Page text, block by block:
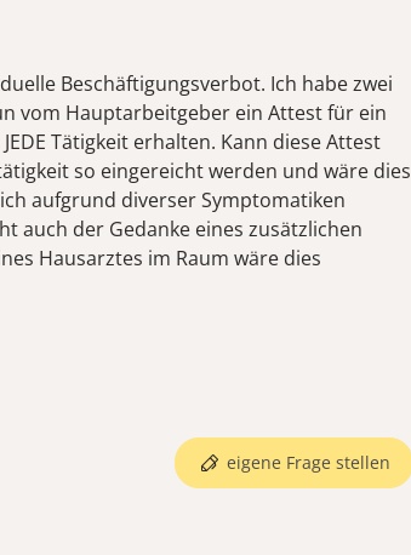
Beschäftigungsverbot. Ich habe zwei
vom Hauptarbeitgeber ein Attest für ein
Tätigkeit erhalten. Kann diese Attest
so eingereicht werden und wäre dies
aufgrund diverser Symptomatiken
auch der Gedanke eines zusätzlichen
Hausarztes im Raum wäre dies
eigene Frage stellen